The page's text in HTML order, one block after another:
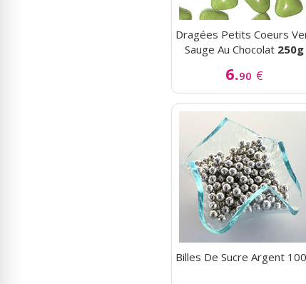
Dragées Petits Coeurs
Sauge Au Chocolat 250g
6.90 €
Billes De Sucre Argent